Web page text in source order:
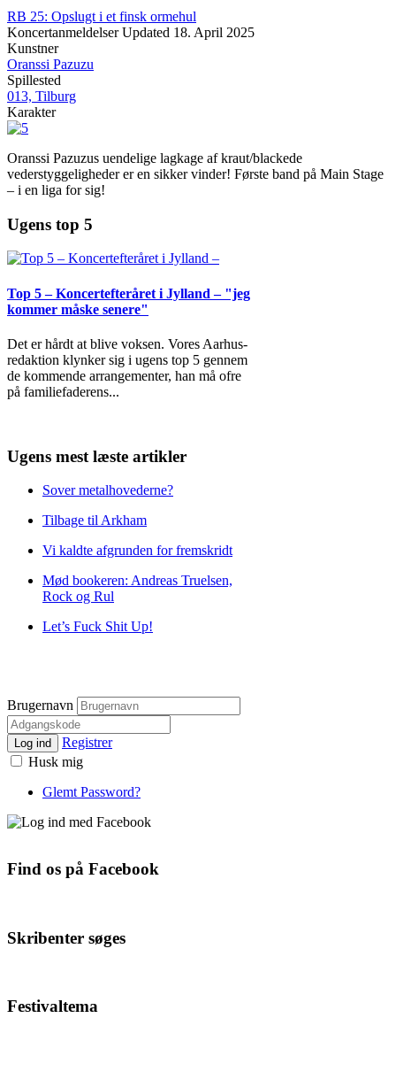
RB 25: Opslugt i et finsk ormehul
Koncertanmeldelser Updated 18. April 2025
Kunstner
Oranssi Pazuzu
Spillested
013, Tilburg
Karakter
Oranssi Pazuzus uendelige lagkage af kraut/blackede
vederstyggeligheder er en sikker vinder! Første band på Main Stage
– i en liga for sig!
Ugens top 5
Top 5 – Koncertefteråret i Jylland – "jeg
kommer måske senere"
Det er hårdt at blive voksen. Vores Aarhus-
redaktion klynker sig i ugens top 5 gennem
de kommende arrangementer, han må ofre
på familiefaderens...
Ugens mest læste artikler
Sover metalhovederne?
Tilbage til Arkham
Vi kaldte afgrunden for fremskridt
Mød bookeren: Andreas Truelsen,
Rock og Rul
Let’s Fuck Shit Up!
Brugernavn
Log ind
Registrer
Husk mig
Glemt Password?
Find os på Facebook
Skribenter søges
Festivaltema